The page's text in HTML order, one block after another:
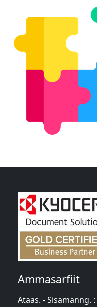
Ammasarfiit
Ataas. - Sisamanng.